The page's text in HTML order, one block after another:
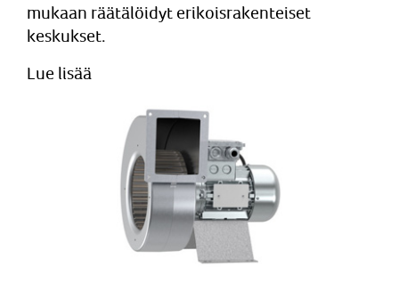
mukaan räätälöidyt erikoisrakenteiset
keskukset.
Lue lisää